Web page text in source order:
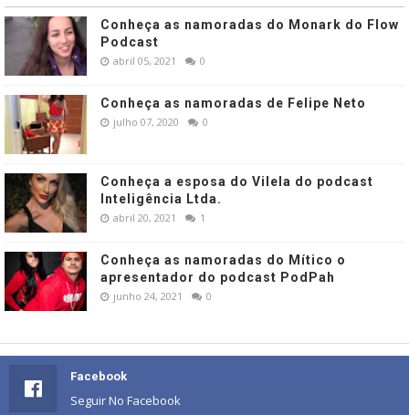
Conheça as namoradas do Monark do Flow
Podcast
abril 05, 2021 0
Conheça as namoradas de Felipe Neto
julho 07, 2020 0
Conheça a esposa do Vilela do podcast
Inteligência Ltda.
abril 20, 2021 1
Conheça as namoradas do Mítico o
apresentador do podcast PodPah
junho 24, 2021 0
Facebook
Seguir No Facebook